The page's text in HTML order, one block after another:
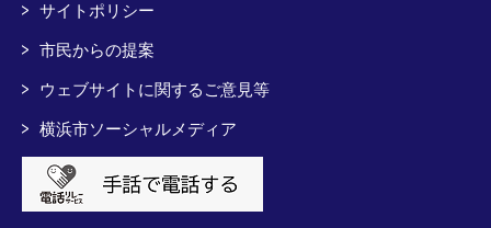
サイトポリシー
市民からの提案
ウェブサイトに関するご意見等
横浜市ソーシャルメディア